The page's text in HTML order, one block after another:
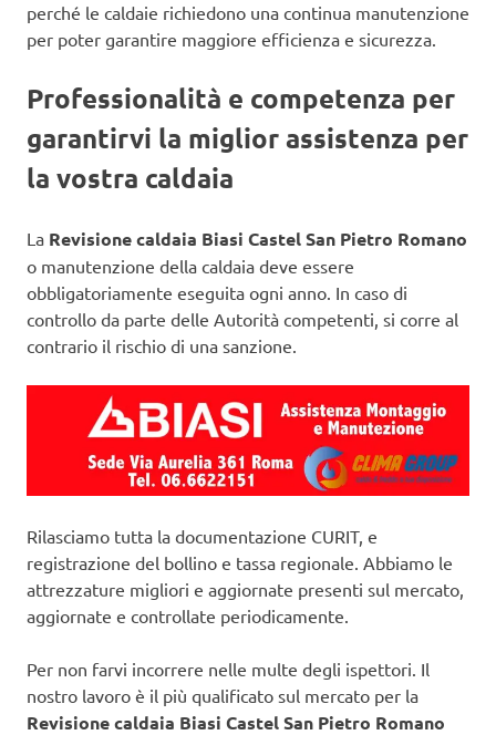
perché le caldaie richiedono una continua manutenzione
per poter garantire maggiore efficienza e sicurezza.
Professionalità e competenza per
garantirvi la miglior assistenza per
la vostra caldaia
La Revisione caldaia Biasi Castel San Pietro Romano
o manutenzione della caldaia deve essere
obbligatoriamente eseguita ogni anno. In caso di
controllo da parte delle Autorità competenti, si corre al
contrario il rischio di una sanzione.
Rilasciamo tutta la documentazione CURIT, e
registrazione del bollino e tassa regionale. Abbiamo le
attrezzature migliori e aggiornate presenti sul mercato,
aggiornate e controllate periodicamente.
Per non farvi incorrere nelle multe degli ispettori. Il
nostro lavoro è il più qualificato sul mercato per la
Revisione caldaia Biasi Castel San Pietro Romano